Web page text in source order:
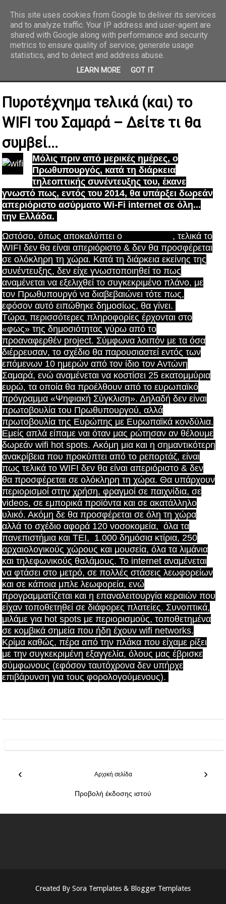
REPORTAZ NET
Πυροτέχνημα τελικά (και) το
WIFI του Σαμαρά – Δείτε τι θα
συμβεί...
Μόλις πριν από μερικές ημέρες, ο
Πρωθυπουργός, κατά τη διάρκεια
τηλεοπτικής συνέντευξης του, έκανε
γνωστό πως, εντός του 2014, θα υπάρξει δωρεάν
απεριόριστο ασύρματο Wi-Fi internet σε όλη...
την Ελλάδα.
Ωστόσο, όπως αποκαλύπτει ο
, τελικά το
WIFI δεν θα είναι απεριόριστο & δεν θα προσφέρεται
σε ολόκληρη τη χώρα. Κατά τη διάρκεια εκείνης της
συνέντευξης, δεν είχε γνωστοποιηθεί το πως
αναμένεται να εξελιχθεί το συγκεκριμένο πλάνο, με
τον Πρωθυπουργό να διαβεβαιώνει τότε πως,
εφόσον αυτό ειπώθηκε δημοσίως, θα γίνει.
Τώρα, περισσότερες πληροφορίες έρχονται στο
«φως» της δημοσιότητας γύρω από το
προαναφερθέν project. Σύμφωνα λοιπόν με τα όσα
διέρρευσαν, το σχέδιο θα παρουσιαστεί εντός των
επόμενων 10 ημερών από τον ίδιο τον Αντώνη
Σαμαρά, ενώ αναμένεται να κοστίσει 25 εκατομμύρια
ευρώ, τα οποία θα προέλθουν από το ευρωπαϊκό
πρόγραμμα «Ψηφιακή Σύγκλιση». Δηλαδή δεν είναι
πρωτοβουλία του Πρωθυπουργού, αλλά
πρωτοβουλία της Ευρώπης με Ευρωπαϊκά κονδύλια.
Εμείς απλά είπαμε ναι όταν μας ρώτησαν αν θέλουμε
δωρεάν wifi hot spots. Ακόμη μια και η σημαντικότερη
ανακρίβεια που προκύπτει από το ρεπορτάζ, είναι
πως τελικά το WIFI δεν θα είναι απεριόριστο & δεν
θα προσφέρεται σε ολόκληρη τη χώρα. Θα υπάρχουν
περιορισμοί στην χρήση, φραγμoί σε παιχνίδια, σε
videos, σε εμπορικά προϊόντα και σε ακατάλληλο
υλικό. Ακόμη δε θα προσφέρεται σε όλη τη χώρα
αλλά το σχέδιο αφορά 120 νοσοκομεία, όλα τα
πανεπιστήμια και ΤΕΙ, 1.000 δημόσια κτίρια, 250
αρχαιολογικούς χώρους και μουσεία, όλα τα λιμάνια
και τηλεφωνικούς θαλάμους. Το internet αναμένεται
να φτάσει στο μετρό, σε πολλές στάσεις λεωφορείων
και σε κάποια μπλε λεωφορεία, ενώ
προγραμματίζεται και η επαναλειτουργία κεραιών που
είχαν τοποθετηθεί σε διάφορες πλατείες. Συνοπτικά,
μιλάμε για hot spots με περιορισμούς, τοποθετημένα
σε κομβικά σημεία που ήδη έχουν wifi networks.
Κρίμα καθώς, πέρα από την πλάκα που είχαμε ρίξει
με την συγκεκριμένη εξαγγελία, όλους μας έβρισκε
σύμφωνους (εφόσον ταυτόχρονα δεν υπήρχε
επιβάρυνση για τους φορολογούμενους).
‹ ›
Αρχική σελίδα
Προβολή έκδοσης ιστού
Created By Sora Templates & Blogger Templates
This site uses cookies from Google to deliver its services
and to analyze traffic. Your IP address and user-agent are
shared with Google along with performance and security
metrics to ensure quality of service, generate usage
statistics, and to detect and address abuse.
LEARN MORE GOT IT